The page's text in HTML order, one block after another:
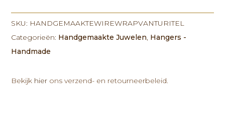
SKU: HANDGEMAAKTEWIREWRAPVANTURITEL
Categorieën: Handgemaakte Juwelen, Hangers -
Handmade
Bekijk hier ons verzend- en retourneerbeleid.